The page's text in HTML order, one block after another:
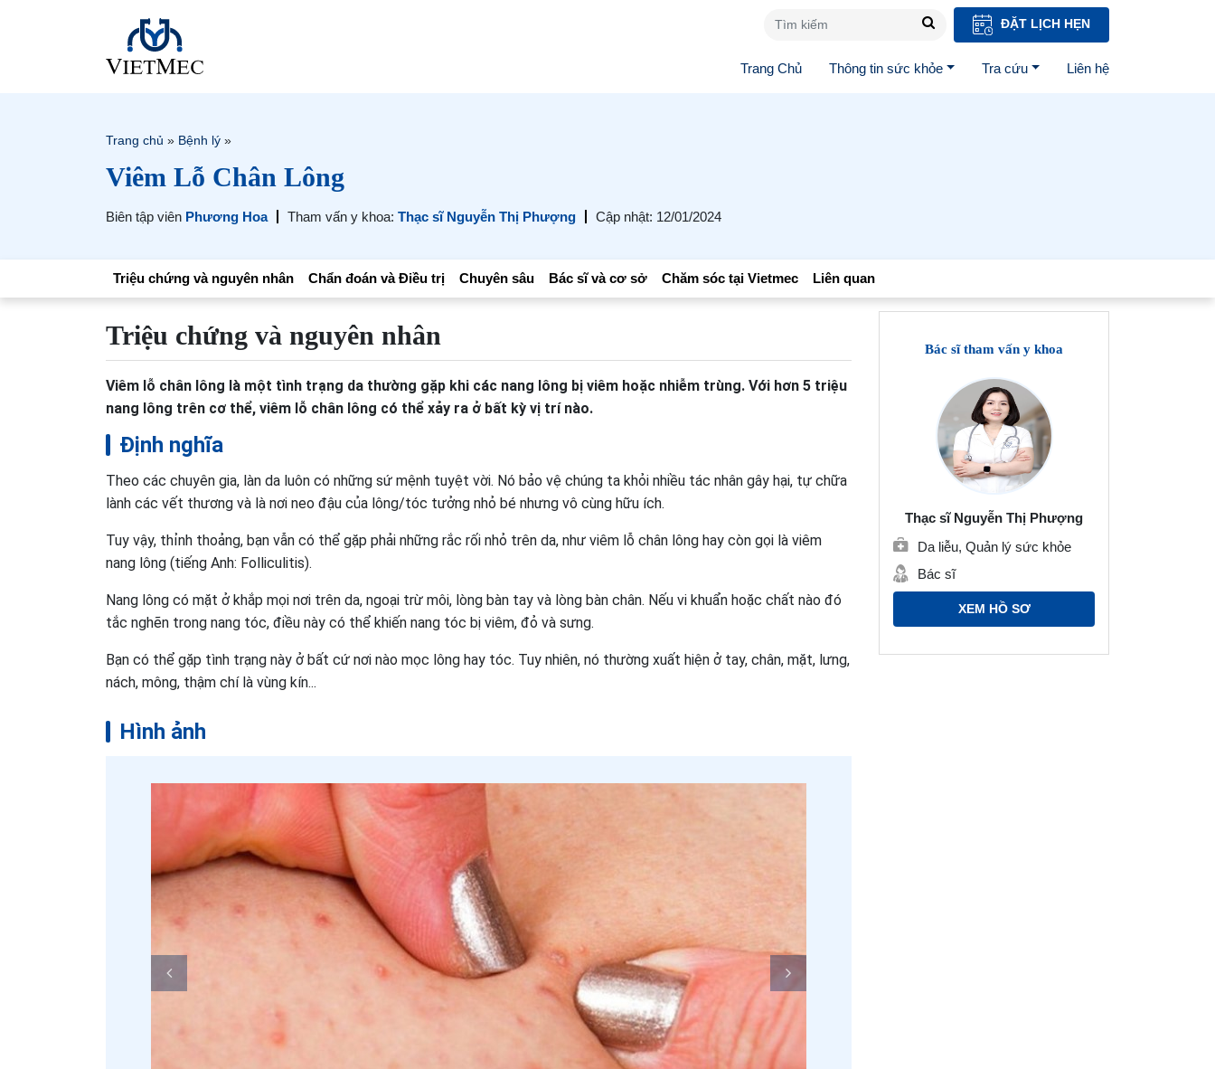
ĐẶT LỊCH HẸN
Trang Chủ Thông tin sức khỏe Tra cứu Liên hệ
Trang chủ » Bệnh lý »
Viêm Lỗ Chân Lông
Biên tập viên Phương Hoa Tham vấn y khoa: Thạc sĩ Nguyễn Thị Phượng Cập nhật: 12/01/2024
Triệu chứng và nguyên nhân Chẩn đoán và Điều trị Chuyên sâu Bác sĩ và cơ sở Chăm sóc tại Vietmec Liên quan
Triệu chứng và nguyên nhân
Viêm lỗ chân lông là một tình trạng da thường gặp khi các nang lông bị viêm hoặc nhiễm trùng. Với hơn 5 triệu
nang lông trên cơ thể, viêm lỗ chân lông có thể xảy ra ở bất kỳ vị trí nào.
Định nghĩa
Theo các chuyên gia, làn da luôn có những sứ mệnh tuyệt vời. Nó bảo vệ chúng ta khỏi nhiều tác nhân gây hại, tự chữa
lành các vết thương và là nơi neo đậu của lông/tóc tưởng nhỏ bé nhưng vô cùng hữu ích.
Tuy vậy, thỉnh thoảng, bạn vẫn có thể gặp phải những rắc rối nhỏ trên da, như viêm lỗ chân lông hay còn gọi là viêm
nang lông (tiếng Anh: Folliculitis).
Nang lông có mặt ở khắp mọi nơi trên da, ngoại trừ môi, lòng bàn tay và lòng bàn chân. Nếu vi khuẩn hoặc chất nào đó
tắc nghẽn trong nang tóc, điều này có thể khiến nang tóc bị viêm, đỏ và sưng.
Bạn có thể gặp tình trạng này ở bất cứ nơi nào mọc lông hay tóc. Tuy nhiên, nó thường xuất hiện ở tay, chân, mặt, lưng,
nách, mông, thậm chí là vùng kín...
Hình ảnh
Bác sĩ tham vấn y khoa
Thạc sĩ Nguyễn Thị Phượng
Da liễu, Quản lý sức khỏe
Bác sĩ
XEM HỒ SƠ